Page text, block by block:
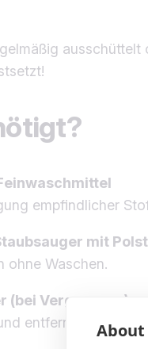
empfindlicher
mit
ohne Waschen.
(bei Vergrauung)
entfernt Gerüche.
About